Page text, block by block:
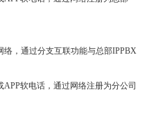
，通过分支互联功能与总部IPPBX
软电话，通过网络注册为分公司